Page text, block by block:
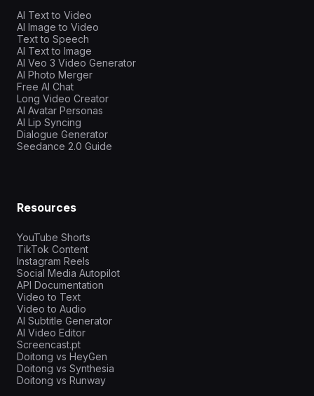
AI Text to Video
AI Image to Video
Text to Speech
AI Text to Image
AI Veo 3 Video Generator
AI Photo Merger
Free AI Chat
Long Video Creator
AI Avatar Personas
AI Lip Syncing
Dialogue Generator
Seedance 2.0 Guide
Resources
YouTube Shorts
TikTok Content
Instagram Reels
Social Media Autopilot
API Documentation
Video to Text
Video to Audio
AI Subtitle Generator
AI Video Editor
Screencast.pt
Doitong vs HeyGen
Doitong vs Synthesia
Doitong vs Runway